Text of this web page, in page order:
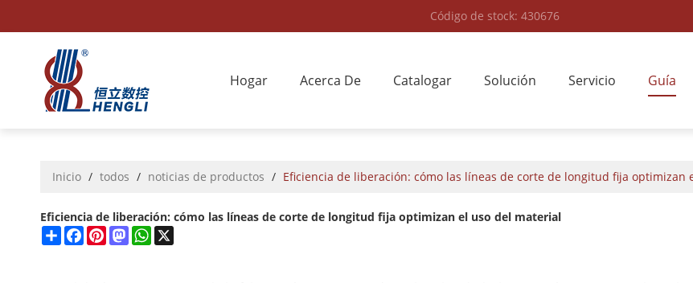
Código de stock: 430676
Hogar Acerca De Catalogar Solución Servicio Guía
Inicio / todos / noticias de productos / Eficiencia de liberación: cómo las líneas de corte de longitud fija optimizan
Eficiencia de liberación: cómo las líneas de corte de longitud fija optimizan el uso del material
ShareFacebook
PinterestMastodonWhatsApp